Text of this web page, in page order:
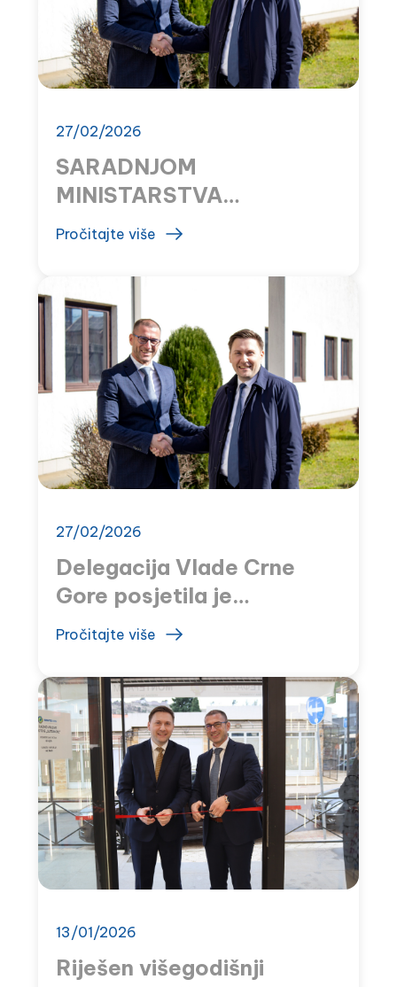
27/02/2026
SARADNJOM
MINISTARSTVA
ZDRAVLJA I MONTEFARM
APOTEKE U TUZIMA I
RISNU
Pročitajte više
27/02/2026
Delegacija Vlade Crne
Gore posjetila je
MONTEFARM
Pročitajte više
13/01/2026
Riješen višegodišnji